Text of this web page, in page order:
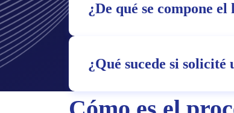
¿De qué se compone
¿Qué sucede si